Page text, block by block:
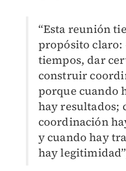
“Esta reunión
propósito
tiempos, dar
construir
porque cuando
hay resultados;
coordinación
y cuando hay
hay